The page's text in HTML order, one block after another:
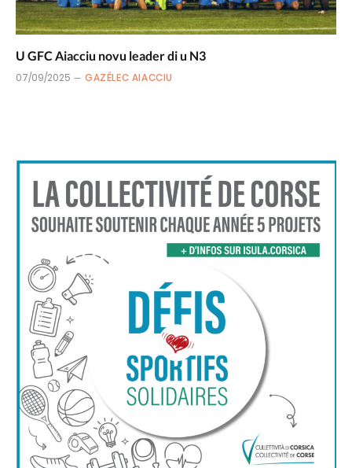
U GFC Aiacciu novu leader di u N3
07/09/2025 GAZÉLEC AIACCIU